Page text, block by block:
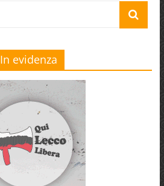
In evidenza